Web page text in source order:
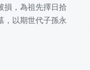
損，為祖先擇日拾
，以期世代子孫永